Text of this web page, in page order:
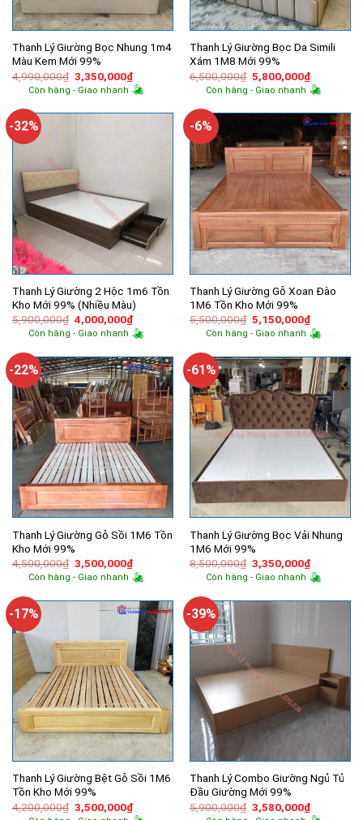
Thanh Lý Giường Bọc Nhung 1m4
Màu Kem Mới 99%
4,990,000₫ Giá
gốc
là:
3,350,000₫Giá
hiện
tại
3,350,000₫.
Còn hàng - Giao nhanh
Thanh Lý Giường Bọc Da Simili
Xám 1M8 Mới 99%
6,500,000₫ Giá
gốc
là:
5,800,000₫Giá
hiện
tại
Còn hàng - Giao nhanh
-32%
Thanh Lý Giường 2 Hộc 1m6 Tồn
Kho Mới 99% (Nhiều Màu)
5,900,000₫ Giá
gốc
là:
4,000,000₫Giá
hiện
tại
4,000,000₫.
Còn hàng - Giao nhanh
-6%
Thanh Lý Giường Gỗ Xoan Đào
1M6 Tồn Kho Mới 99%
5,500,000₫ Giá
gốc
là:
5,150,000₫Giá
hiện
tại
Còn hàng - Giao nhanh
-22%
Thanh Lý Giường Gỗ Sồi 1M6 Tồn
Kho Mới 99%
4,500,000₫ Giá
gốc
là:
3,500,000₫Giá
hiện
tại
3,500,000₫.
Còn hàng - Giao nhanh
-61%
Thanh Lý Giường Bọc Vải Nhung
1M6 Mới 99%
8,500,000₫ Giá
gốc
là:
3,350,000₫Giá
hiện
tại
Còn hàng - Giao nhanh
-17%
Thanh Lý Giường Bệt Gỗ Sồi 1M6
Tồn Kho Mới 99%
4,200,000₫ Giá
gốc
3,500,000₫Giá
hiện
-39%
Thanh Lý Combo Giường Ngủ Tủ
Đầu Giường Mới 99%
5,900,000₫ Giá
gốc
3,580,000₫Giá
hiện